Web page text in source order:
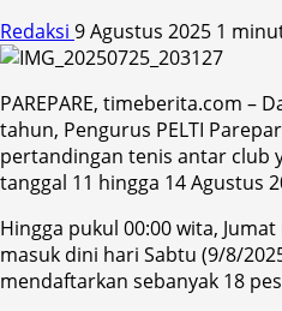
Redaksi 9 Agustus 2025 1
PAREPARE, timeberita.com –
tahun, Pengurus PELTI
pertandingan tenis antar club
tanggal 11 hingga 14 Agustus
Hingga pukul 00:00 wita,
masuk dini hari Sabtu (9/8/
mendaftarkan sebanyak 18